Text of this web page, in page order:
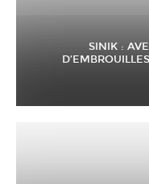
SINIK :